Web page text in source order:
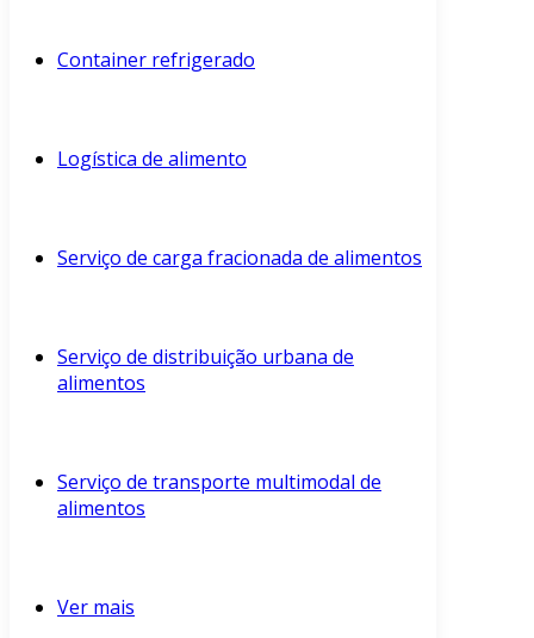
Container refrigerado
Logística de alimento
Serviço de carga fracionada de alimentos
Serviço de distribuição urbana de
alimentos
Serviço de transporte multimodal de
alimentos
Ver mais